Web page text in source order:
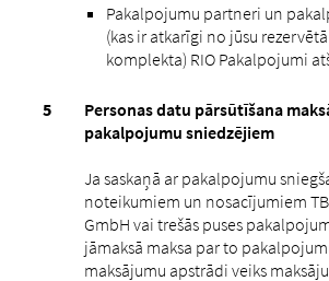
Pakalpojumu partneri un
(kas ir atkarīgi no jūsu
komplekta) RIO Pakalpojumi
Personas datu pārsūtīšana
pakalpojumu sniedzējiem
Ja saskaņā ar pakalpojumu
noteikumiem un nosacījumiem
GmbH vai trešās puses
jāmaksā maksa par to
maksājumu apstrādi veiks